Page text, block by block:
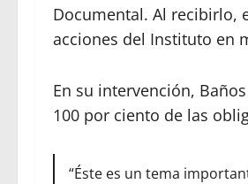
Documental. Al recibirlo,
acciones del Instituto en
En su intervención,
100 por ciento de las
“Éste es un tema